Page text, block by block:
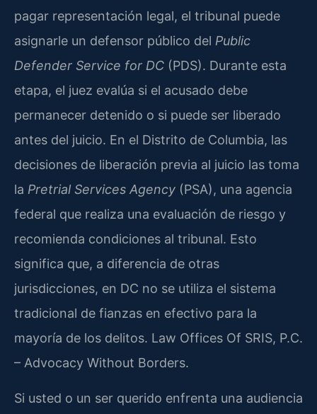
pagar representación legal, el tribunal puede
asignarle un defensor público del Public
Defender Service for DC (PDS). Durante esta
etapa, el juez evalúa si el acusado debe
permanecer detenido o si puede ser liberado
antes del juicio. En el Distrito de Columbia, las
decisiones de liberación previa al juicio las toma
la Pretrial Services Agency (PSA), una agencia
federal que realiza una evaluación de riesgo y
recomienda condiciones al tribunal. Esto
significa que, a diferencia de otras
jurisdicciones, en DC no se utiliza el sistema
tradicional de fianzas en efectivo para la
mayoría de los delitos. Law Offices Of SRIS, P.C.
– Advocacy Without Borders.
Si usted o un ser querido enfrenta una audiencia